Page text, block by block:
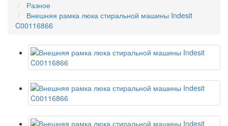
Разное
Внешняя рамка люка стиральной машины Indesit
C00116866